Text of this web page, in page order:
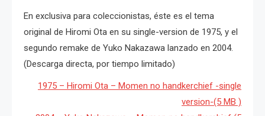
En exclusiva para coleccionistas, éste es el tema
original de Hiromi Ota en su single-version de 1975, y el
segundo remake de Yuko Nakazawa lanzado en 2004.
(Descarga directa, por tiempo limitado)
1975 – Hiromi Ota – Momen no handkerchief -single
version-(5 MB )